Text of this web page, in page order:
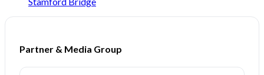
Partner & Media Group